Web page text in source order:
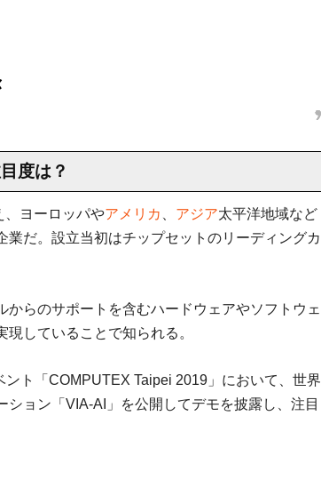
度は？
、ヨーロッパやアメリカ アジア太平洋地域など
だ。設立当初はチップセットのリーディングカ
らのサポートを含むハードウェアやソフトウェ
していることで知られる。
ト「COMPUTEX Taipei 2019」において、世界
ョン「VIA-AI」を公開してデモを披露し、注目